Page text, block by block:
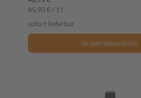
85,90 € / 1 l
sofort lieferbar
In den Warenkorb